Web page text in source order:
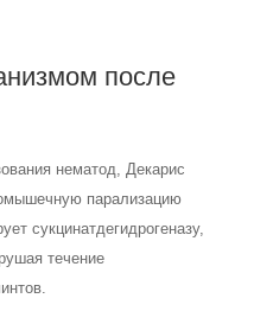
после
нематод, Декарис
парализацию
сукцинатдегидрогеназу,
течение